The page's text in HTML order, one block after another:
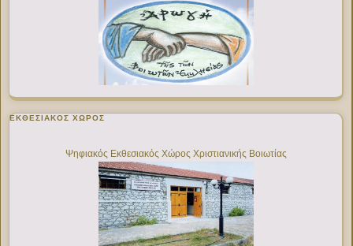
ΕΚΘΕΣΙΑΚΌΣ ΧΏΡΟΣ
Ψηφιακός Εκθεσιακός Χώρος Χριστιανικής Βοιωτίας